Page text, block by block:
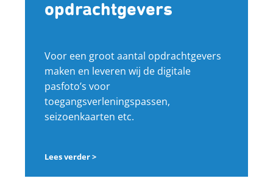
opdrachtgevers
Voor een groot aantal opdrachtgevers
maken en leveren wij de digitale
pasfoto’s voor
toegangsverleningspassen,
seizoenkaarten etc.
Lees verder >